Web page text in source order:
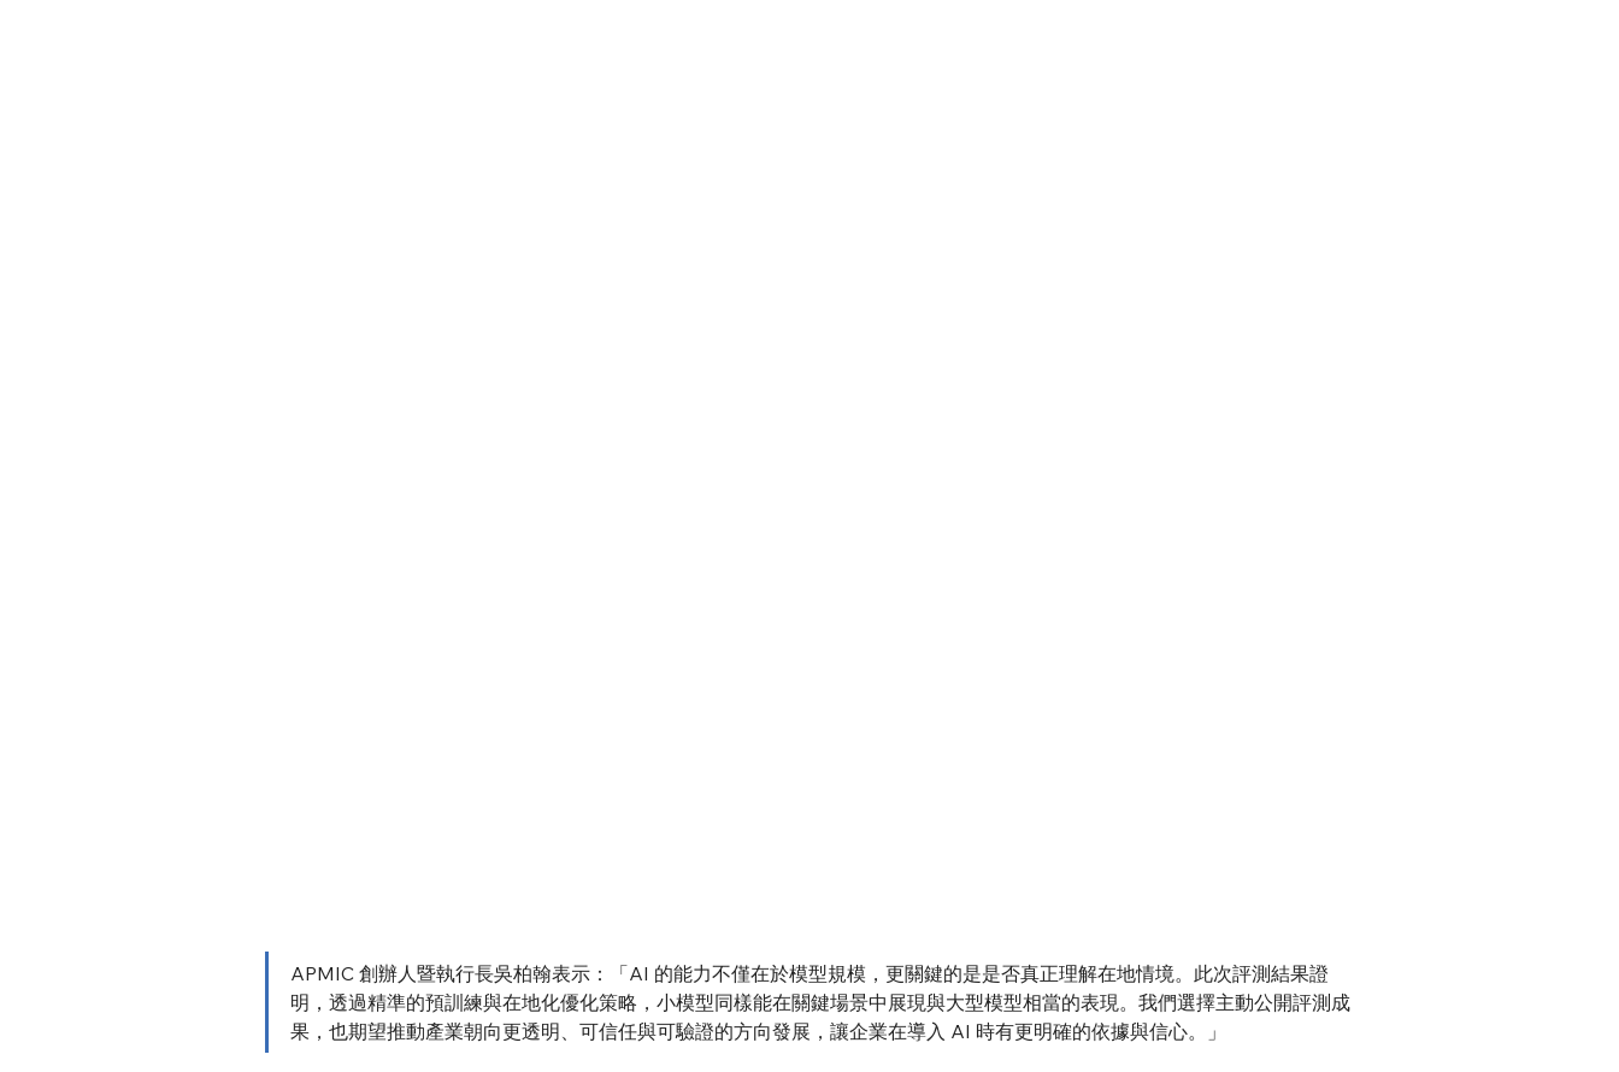
APMIC 創辦人暨執行長吳柏翰表示：「AI 的能力不僅在於模型規模，更關鍵的是是否真正理解在地情境。此次評測結果證
明，透過精準的預訓練與在地化優化策略，小模型同樣能在關鍵場景中展現與大型模型相當的表現。我們選擇主動公開評測成
果，也期望推動產業朝向更透明、可信任與可驗證的方向發展，讓企業在導入 AI 時有更明確的依據與信心。」